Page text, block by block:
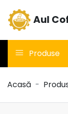
Aul
Produse
Aparate cu
LAVAZZA
Acasă